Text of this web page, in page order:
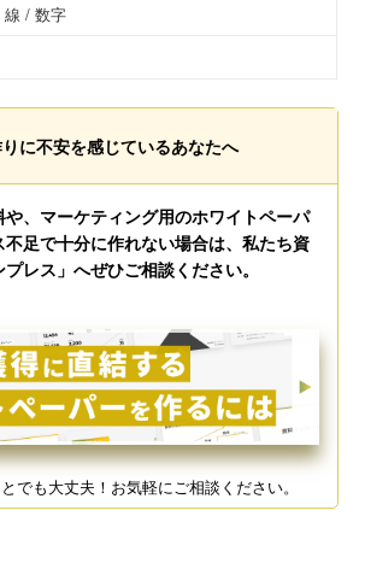
線 / 数字
に不安を感じているあなたへ
や、マーケティング用のホワイトペーパ
足で十分に作れない場合は、私たち資
レス」へぜひご相談ください。
でも大丈夫！お気軽にご相談ください。